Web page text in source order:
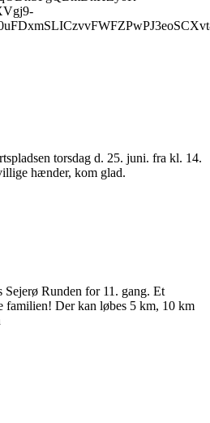
torsdag d. 25. juni. fra kl. 14.
hænder, kom glad.
Runden for 11. gang. Et
familien! Der kan løbes 5 km, 10 km